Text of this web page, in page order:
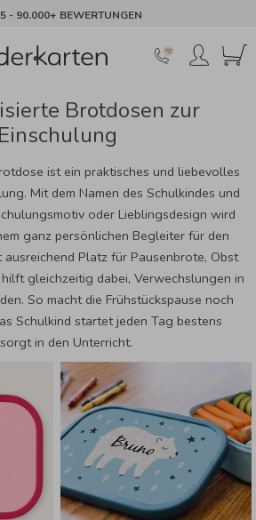
- 90.000+ BEWERTUNGEN
Brotdosen zur
Einschulung
ist ein praktisches und liebevolles
Mit dem Namen des Schulkindes und
oder Lieblingsdesign wird
ganz persönlichen Begleiter für den
Platz für Pausenbrote, Obst
gleichzeitig dabei, Verwechslungen in
So macht die Frühstückspause noch
Schulkind startet jeden Tag bestens
in den Unterricht.